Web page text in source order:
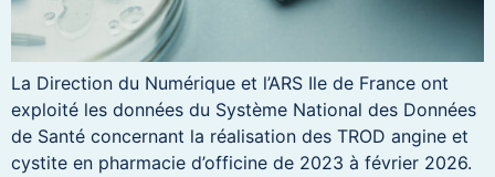
La Direction du Numérique et l’ARS Ile de France ont
exploité les données du Système National des Données
de Santé concernant la réalisation des TROD angine et
cystite en pharmacie d’officine de 2023 à février 2026.